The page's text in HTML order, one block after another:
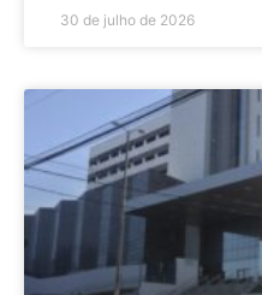
30 de julho de 2026